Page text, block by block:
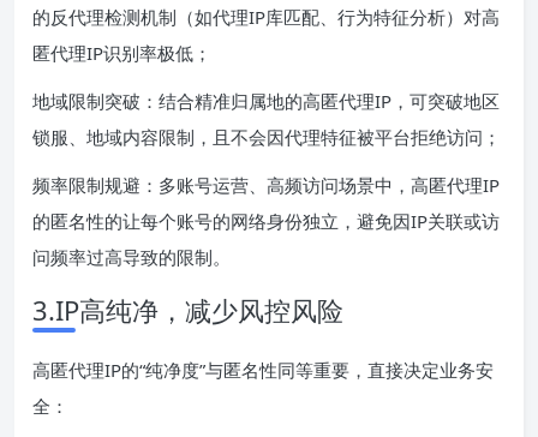
的反代理检测机制（如代理IP库匹配、行为特征分析）对高
匿代理IP识别率极低；
地域限制突破：结合精准归属地的高匿代理IP，可突破地区
锁服、地域内容限制，且不会因代理特征被平台拒绝访问；
频率限制规避：多账号运营、高频访问场景中，高匿代理IP
的匿名性的让每个账号的网络身份独立，避免因IP关联或访
问频率过高导致的限制。
3.IP高纯净，减少风控风险
高匿代理IP的“纯净度”与匿名性同等重要，直接决定业务安
全：